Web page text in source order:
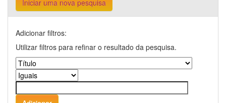
Iniciar uma nova pesquisa
Adicionar filtros:
Utilizar filtros para refinar o resultado da pesquisa.